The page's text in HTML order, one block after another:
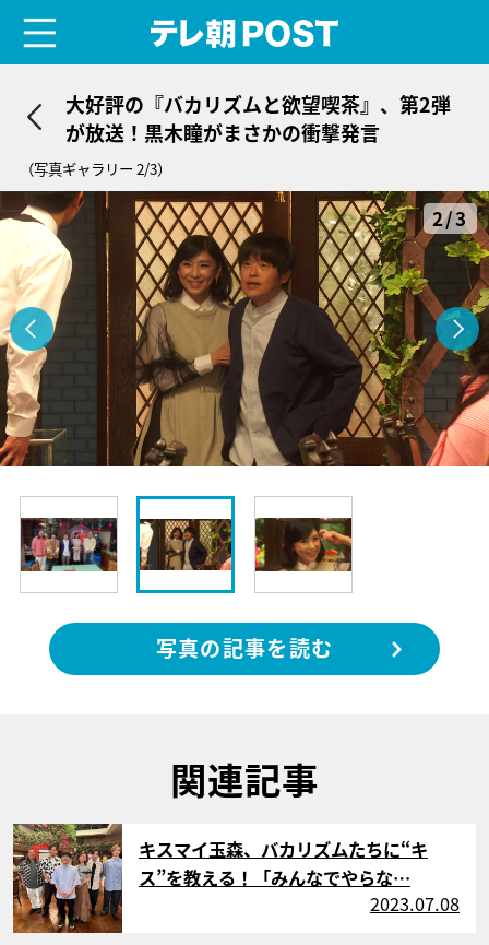
大好評の『バカリズムと欲望喫茶』、第2弾
が放送！黒木瞳がまさかの衝撃発言
（写真ギャラリー 2/3）
2/3
写真の記事を読む
関連記事
サムネイル
キスマイ玉森、バカリズムたちに“キ
ス”を教える！「みんなでやらな…
2023.07.08